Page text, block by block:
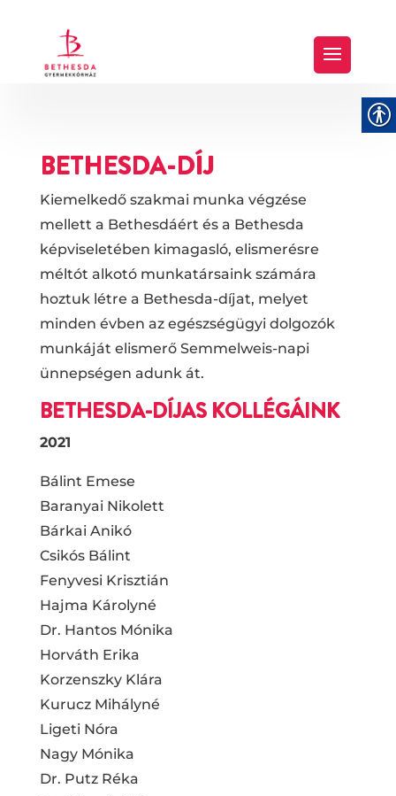
BETHESDA-DÍJ
Kiemelkedő szakmai munka végzése
mellett a Bethesdáért és a Bethesda
képviseletében kimagasló, elismerésre
méltót alkotó munkatársaink számára
hoztuk létre a Bethesda-díjat, melyet
minden évben az egészségügyi dolgozók
munkáját elismerő Semmelweis-napi
ünnepségen adunk át.
BETHESDA-DÍJAS KOLLÉGÁINK
2021
Bálint Emese
Baranyai Nikolett
Bárkai Anikó
Csikós Bálint
Fenyvesi Krisztián
Hajma Károlyné
Dr. Hantos Mónika
Horváth Erika
Korzenszky Klára
Kurucz Mihályné
Ligeti Nóra
Nagy Mónika
Dr. Putz Réka